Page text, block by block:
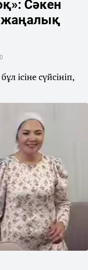
Сәкен
жаңалық
ісіне сүйсініп,